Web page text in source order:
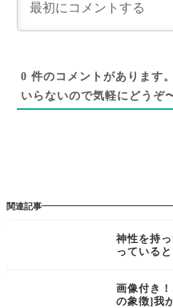
0 件のコメントがあります
いらないので気軽にどうぞ
関連記事
神性を持
っている
画像付き
の象徴]我